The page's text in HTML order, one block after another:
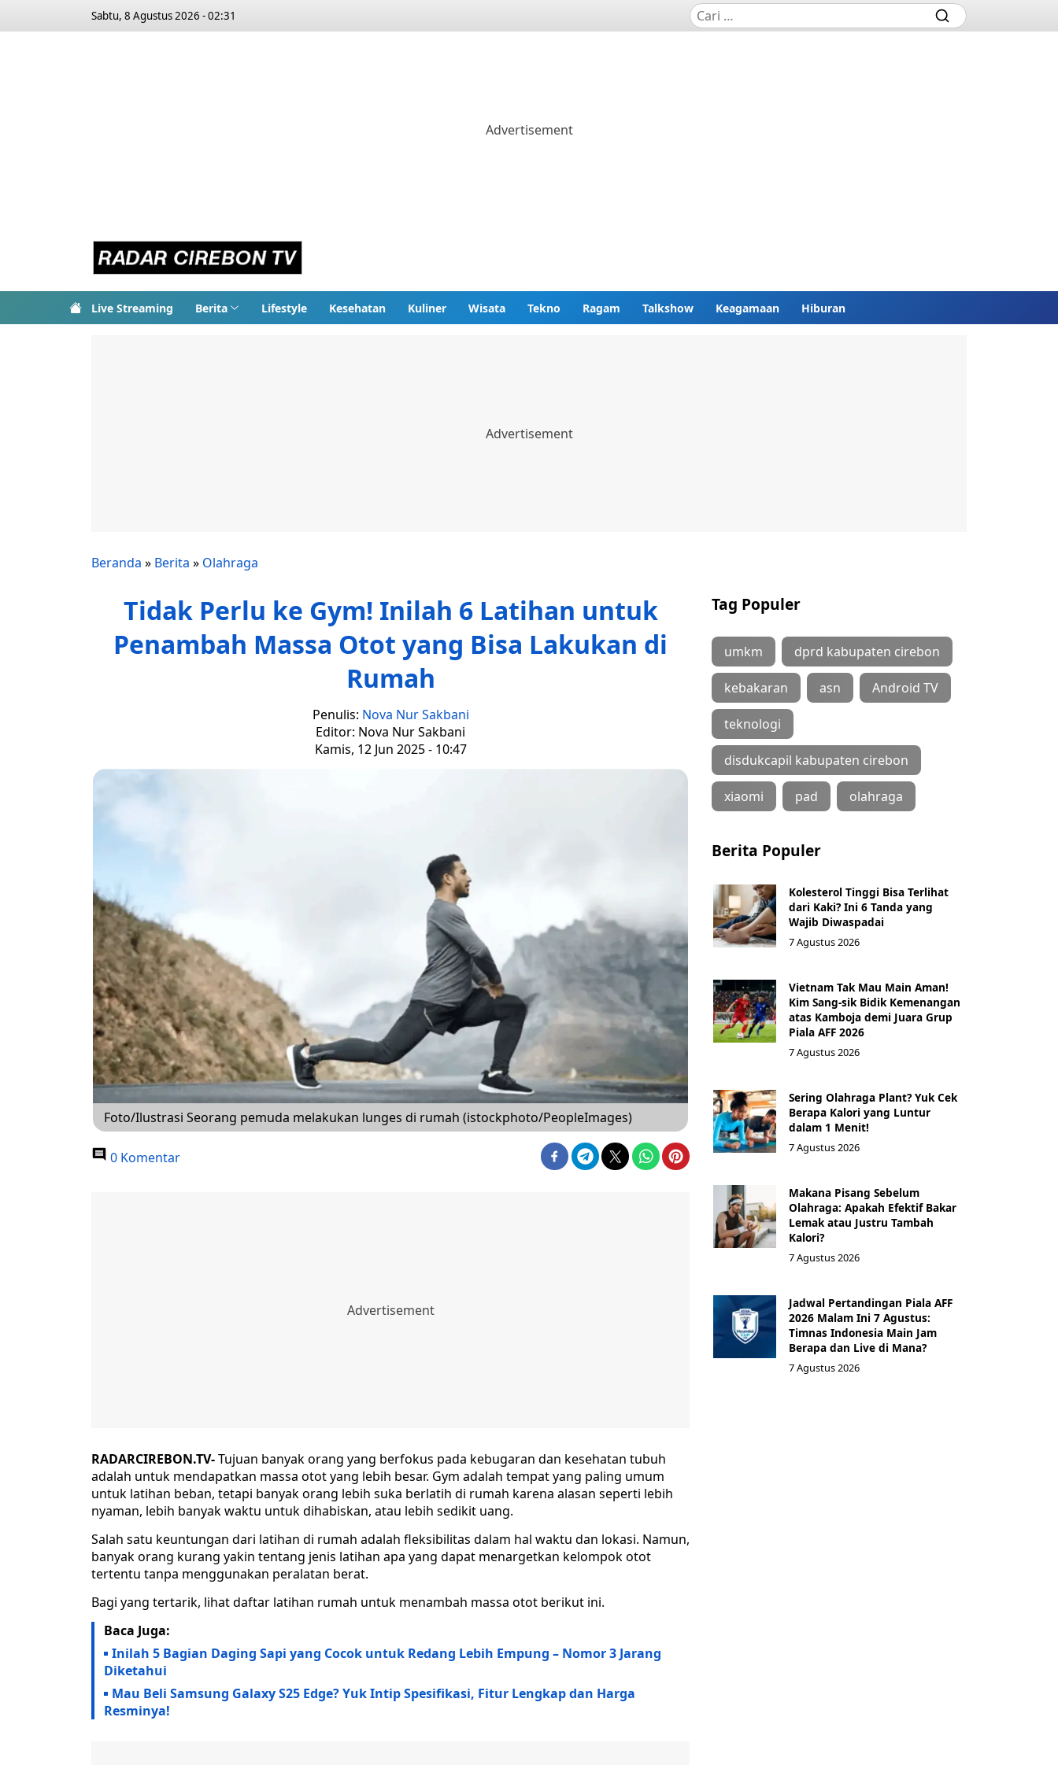
Sabtu, 8 Agustus 2026 - 02:31
Live Streaming Berita Lifestyle Kesehatan Kuliner Wisata Tekno Ragam Talkshow Keagamaan Hiburan
Beranda » Berita » Olahraga
Tidak Perlu ke Gym! Inilah 6 Latihan untuk
Penambah Massa Otot yang Bisa Lakukan di
Rumah
Penulis: Nova Nur Sakbani
Editor: Nova Nur Sakbani
Kamis, 12 Jun 2025 - 10:47
Foto/Ilustrasi Seorang pemuda melakukan lunges di rumah (istockphoto/PeopleImages)
0 Komentar
RADARCIREBON.TV-Tujuan banyak orang yang berfokus pada kebugaran dan kesehatan tubuh
adalah untuk mendapatkan massa otot yang lebih besar. Gym adalah tempat yang paling umum
untuk latihan beban, tetapi banyak orang lebih suka berlatih di rumah karena alasan seperti lebih
nyaman, lebih banyak waktu untuk dihabiskan, atau lebih sedikit uang.
Salah satu keuntungan dari latihan di rumah adalah fleksibilitas dalam hal waktu dan lokasi. Namun,
banyak orang kurang yakin tentang jenis latihan apa yang dapat menargetkan kelompok otot
tertentu tanpa menggunakan peralatan berat.
Bagi yang tertarik, lihat daftar latihan rumah untuk menambah massa otot berikut ini.
Baca Juga:
Inilah 5 Bagian Daging Sapi yang Cocok untuk Redang Lebih Empung – Nomor 3 Jarang
Diketahui
Mau Beli Samsung Galaxy S25 Edge? Yuk Intip Spesifikasi, Fitur Lengkap dan Harga
Resminya!
Tag Populer
umkm dprd kabupaten cirebon
kebakaran asn Android TV
teknologi
disdukcapil kabupaten cirebon
xiaomi pad olahraga
Berita Populer
Kolesterol Tinggi Bisa Terlihat
dari Kaki? Ini 6 Tanda yang
Wajib Diwaspadai
7 Agustus 2026
Vietnam Tak Mau Main Aman!
Kim Sang-sik Bidik Kemenangan
atas Kamboja demi Juara Grup
Piala AFF 2026
7 Agustus 2026
Sering Olahraga Plant? Yuk Cek
Berapa Kalori yang Luntur
dalam 1 Menit!
7 Agustus 2026
Makana Pisang Sebelum
Olahraga: Apakah Efektif Bakar
Lemak atau Justru Tambah
Kalori?
7 Agustus 2026
Jadwal Pertandingan Piala AFF
2026 Malam Ini 7 Agustus:
Timnas Indonesia Main Jam
Berapa dan Live di Mana?
7 Agustus 2026